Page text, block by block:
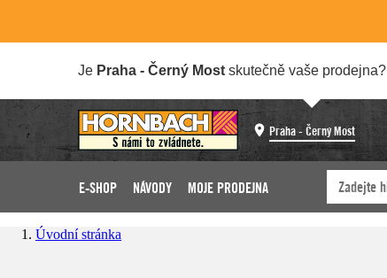
Je Praha - Černý Most skutečně vaše prodejna?
Praha - Černý Most
E-SHOP NÁVODY MOJE PRODEJNA
Úvodní stránka